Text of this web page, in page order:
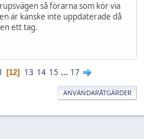
så förarna som kör via
är kanske inte uppdaterade då
ett tag.
12 13 14 15 ... 17
ANVÄNDARÅTGÄRDER